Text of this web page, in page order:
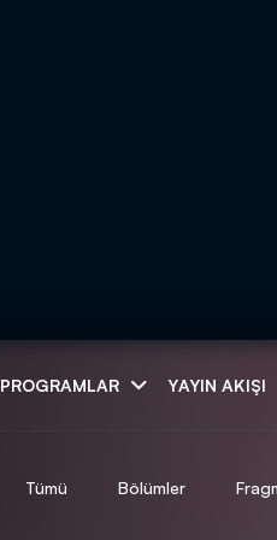
PROGRAMLAR YAYIN AKIŞI
Tümü Bölümler